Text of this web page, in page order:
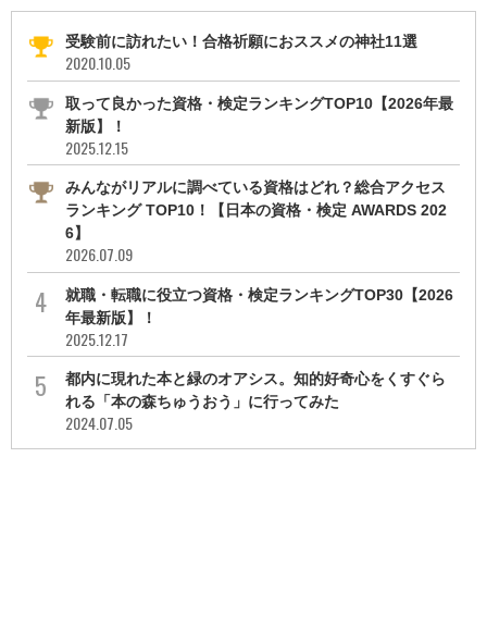
受験前に訪れたい！合格祈願におススメの神社11選
2020.10.05
取って良かった資格・検定ランキングTOP10【2026年最
新版】！
2025.12.15
みんながリアルに調べている資格はどれ？総合アクセス
ランキング TOP10！【日本の資格・検定 AWARDS 202
6】
2026.07.09
就職・転職に役立つ資格・検定ランキングTOP30【2026
年最新版】！
2025.12.17
都内に現れた本と緑のオアシス。知的好奇心をくすぐら
れる「本の森ちゅうおう」に行ってみた
2024.07.05